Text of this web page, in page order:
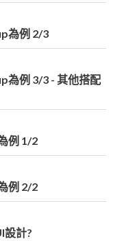
為例 2/3
為例 3/3 - 其他搭配
例 1/2
例 2/2
設計?